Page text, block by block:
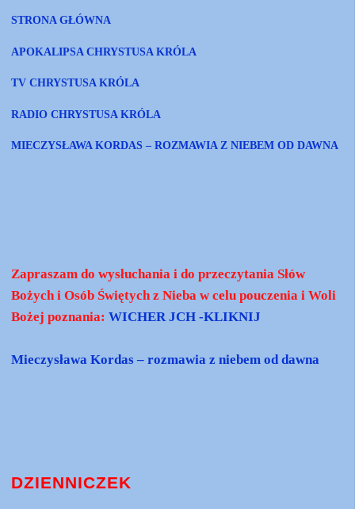
STRONA GŁÓWNA
APOKALIPSA CHRYSTUSA KRÓLA
TV CHRYSTUSA KRÓLA
RADIO CHRYSTUSA KRÓLA
MIECZYSŁAWA KORDAS – ROZMAWIA Z NIEBEM OD DAWNA
Zapraszam do wysłuchania i do przeczytania Słów
Bożych i Osób Świętych z Nieba w celu pouczenia i Woli
Bożej poznania:WICHER JCH -KLIKNIJ
Mieczysława Kordas – rozmawia z niebem od dawna
DZIENNICZEK